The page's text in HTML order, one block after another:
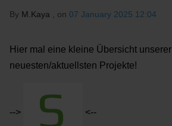
By M.Kaya , on 07 January 2025 12:04
Hier mal eine kleine Übersicht unserer
neuesten/aktuellsten Projekte!
--> <--